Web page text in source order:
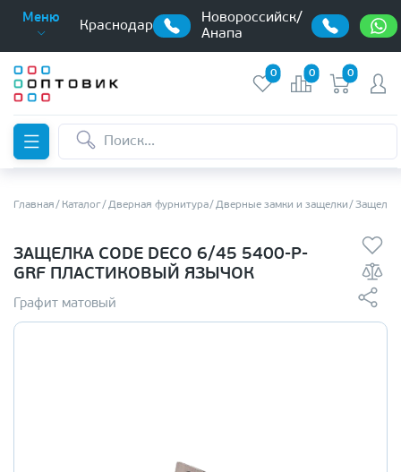
Меню
Краснодар
Новороссийск/
Анапа
0 0 0
Главная Каталог Дверная фурнитура Дверные замки и защелки
ЗАЩЕЛКА CODE DECO 6/45 5400-P-
GRF ПЛАСТИКОВЫЙ ЯЗЫЧОК
Графит матовый